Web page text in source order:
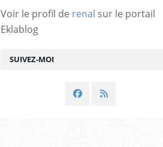
SUIVEZ-MOI
Voir le profil de renal sur le portail
Eklablog